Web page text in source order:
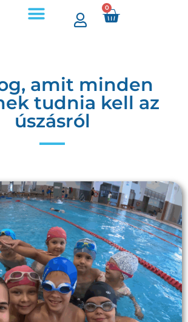
0
amit minden
tudnia kell az
úszásról